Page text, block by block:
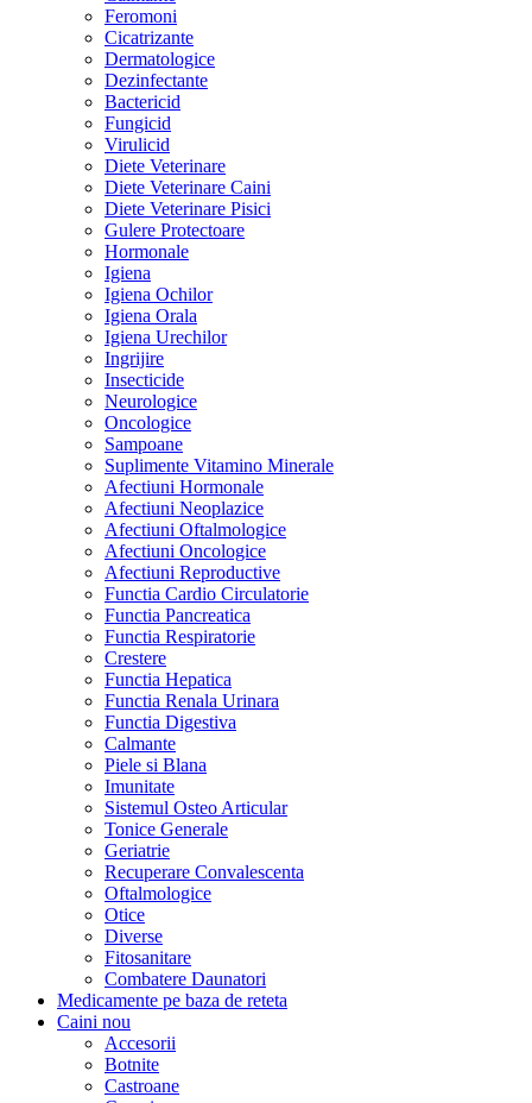
Feromoni
Cicatrizante
Dermatologice
Dezinfectante
Bactericid
Fungicid
Virulicid
Diete Veterinare
Diete Veterinare Caini
Diete Veterinare Pisici
Gulere Protectoare
Hormonale
Igiena
Igiena Ochilor
Igiena Orala
Igiena Urechilor
Ingrijire
Insecticide
Neurologice
Oncologice
Sampoane
Suplimente Vitamino Minerale
Afectiuni Hormonale
Afectiuni Neoplazice
Afectiuni Oftalmologice
Afectiuni Oncologice
Afectiuni Reproductive
Functia Cardio Circulatorie
Functia Pancreatica
Functia Respiratorie
Crestere
Functia Hepatica
Functia Renala Urinara
Functia Digestiva
Calmante
Piele si Blana
Imunitate
Sistemul Osteo Articular
Tonice Generale
Geriatrie
Recuperare Convalescenta
Oftalmologice
Otice
Diverse
Fitosanitare
Combatere Daunatori
Medicamente pe baza de reteta
Caini nou
Accesorii
Botnite
Castroane